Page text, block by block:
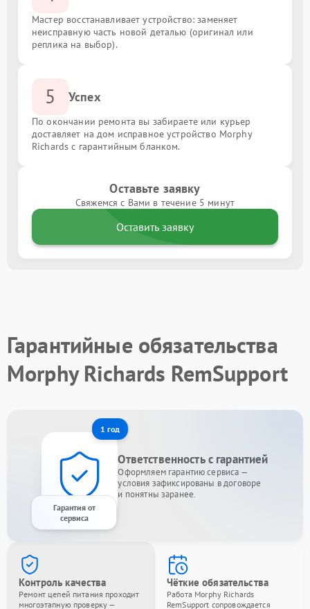
Мастер восстанавливает устройство: заменяет
неисправную часть новой деталью (оригинал или
реплика на выбор).
5 Успех
По окончании ремонта вы забираете или курьер
доставляет на дом исправное устройство Morphy
Richards с гарантийным бланком.
Оставьте заявку
Свяжемся с Вами в течение 5 минут
Оставить заявку
Гарантийные обязательства
Morphy Richards RemSupport
1 год
Гарантия от
сервиса
Ответственность с гарантией
Оформляем гарантию сервиса —
условия зафиксированы в договоре
и понятны заранее.
Контроль качества
Ремонт цепей питания проходит
многоэтапную проверку —
Чёткие обязательства
Работа Morphy Richards
RemSupport сопровождается